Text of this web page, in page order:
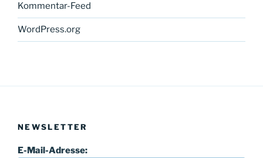
Kommentar-Feed
WordPress.org
NEWSLETTER
E-Mail-Adresse: